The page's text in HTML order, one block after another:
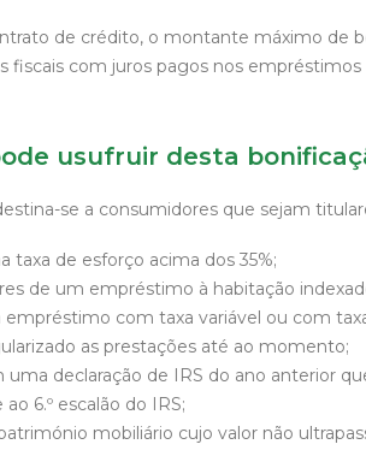
de crédito, o montante máximo de
fiscais com juros pagos nos empréstimos
usufruir desta
se a consumidores que sejam
taxa de esforço acima dos 35%;
de um empréstimo à habitação
com taxa variável ou com
as prestações até ao momento;
uma declaração de IRS do ano anterior
6.º escalão do IRS;
mobiliário cujo valor não